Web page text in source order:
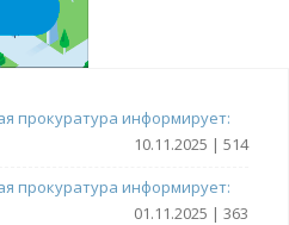
прокуратура информирует:
10.11.2025 | 514
прокуратура информирует:
01.11.2025 | 363